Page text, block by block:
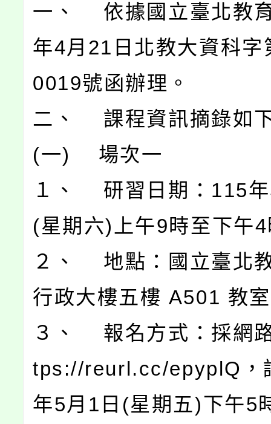
一、 依據國立臺北教
年4月21日北教大資科
0019號函辦理。
二、 課程資訊摘錄如
(一) 場次一
１、 研習日期：115
(星期六)上午9時至下午
２、 地點：國立臺北
行政大樓五樓 A501 教
３、 報名方式：採網
tps://reurl.cc/epyplQ，
年5月1日(星期五)下午5